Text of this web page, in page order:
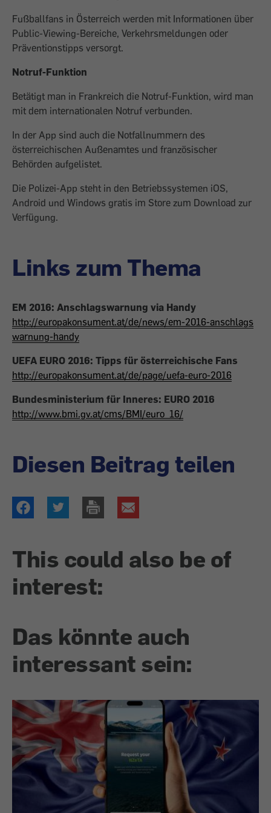
Fußballfans in Österreich werden mit Informationen über
Public-Viewing-Bereiche, Verkehrsmeldungen oder
Präventionstipps versorgt.
Notruf-Funktion
Betätigt man in Frankreich die Notruf-Funktion, wird man
mit dem internationalen Notruf verbunden.
In der App sind auch die Notfallnummern des
österreichischen Außenamtes und französischer
Behörden aufgelistet.
Die Polizei-App steht in den Betriebssystemen iOS,
Android und Windows gratis im Store zum Download zur
Verfügung.
Links zum Thema
EM 2016: Anschlagswarnung via Handy
http://europakonsument.at/de/news/em-2016-anschlags
warnung-handy
UEFA EURO 2016: Tipps für österreichische Fans
http://europakonsument.at/de/page/uefa-euro-2016
Bundesministerium für Inneres: EURO 2016
http://www.bmi.gv.at/cms/BMI/euro_16/
Diesen Beitrag teilen
This could also be of
interest:
Das könnte auch
interessant sein: